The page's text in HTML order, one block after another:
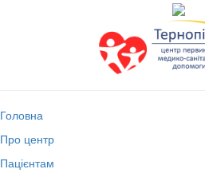
Головна
Про центр
Пацієнтам